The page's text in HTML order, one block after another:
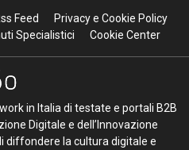
Feed
Privacy e Cookie Policy
Specialistici
Cookie Center
in Italia di testate e portali B2B
Digitale e dell’Innovazione
diffondere la cultura digitale e